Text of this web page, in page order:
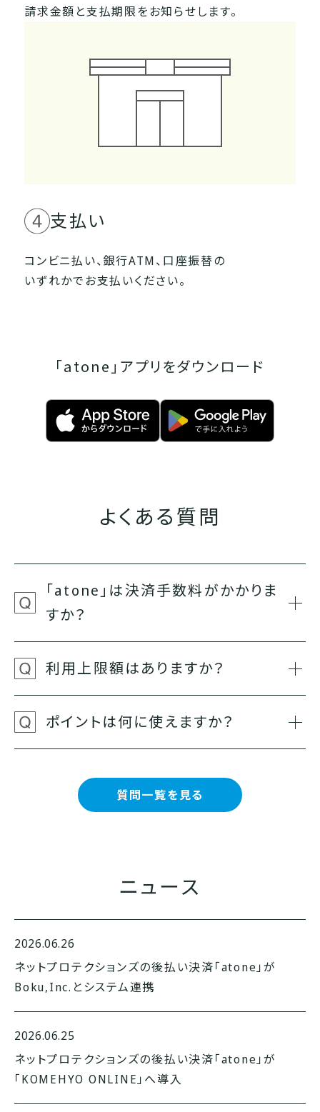
請求金額と支払期限をお知らせします。
支払い
コンビニ払い、銀行ATM、口座振替の
いずれかでお支払いください。
「atone」アプリをダウンロード
よくある質問
「atone」は決済手数料がかかりま
すか？
利用上限額はありますか？
ポイントは何に使えますか？
質問一覧を見る
ニュース
2026.06.26
ネットプロテクションズの後払い決済「atone」が
Boku,Inc.とシステム連携
2026.06.25
ネットプロテクションズの後払い決済「atone」が
「KOMEHYO ONLINE」へ導入